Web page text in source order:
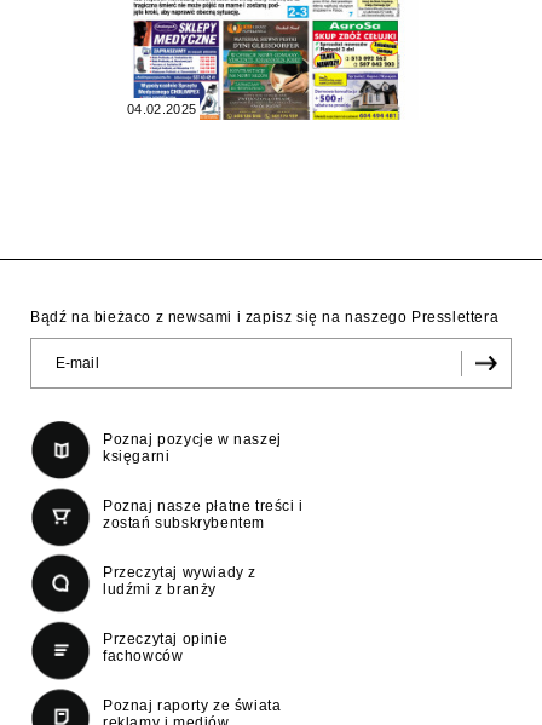
04.02.2025
Bądź na bieżaco z newsami i zapisz się na naszego Presslettera
Poznaj pozycje w naszej
księgarni
Poznaj nasze płatne treści i
zostań subskrybentem
Przeczytaj wywiady z
ludźmi z branży
Przeczytaj opinie
fachowców
Poznaj raporty ze świata